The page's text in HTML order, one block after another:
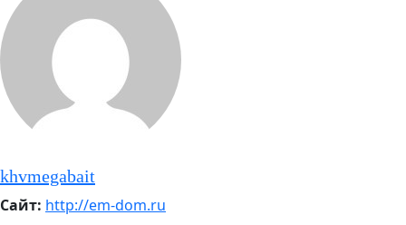
khvmegabait
Сайт: http://em-dom.ru